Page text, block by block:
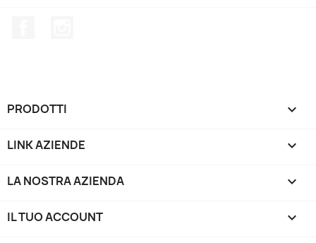
PRODOTTI 
LINK AZIENDE 
LA NOSTRA AZIENDA 
IL TUO ACCOUNT 